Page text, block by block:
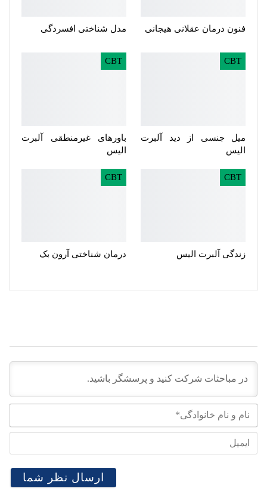
فنون درمان عقلانی هیجانی مدل شناختی افسردگی
CBT
میل جنسی از دید آلبرت
الیس
CBT
باورهای غیرمنطقی آلبرت
الیس
CBT
زندگی آلبرت الیس
CBT
درمان شناختی آرون بک
نام